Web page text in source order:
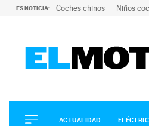
ES NOTICIA: Coches chinos Niños
ELÉCTRICOS
CONDUCIR
ACTUALIDAD